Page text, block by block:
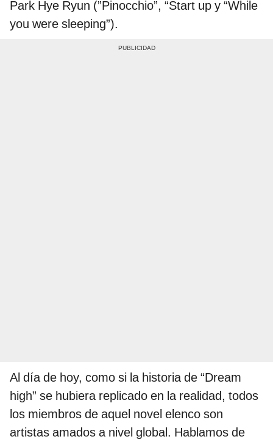
Park Hye Ryun (”Pinocchio”, “Start up y “While
you were sleeping”).
Al día de hoy, como si la historia de “Dream
high” se hubiera replicado en la realidad, todos
los miembros de aquel novel elenco son
artistas amados a nivel global. Hablamos de